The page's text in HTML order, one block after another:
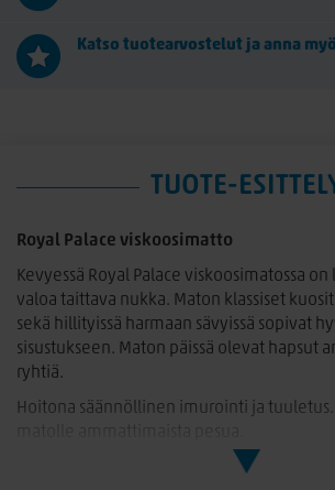
Katso tuotearvostelut ja anna
TUOTE-
Royal Palace viskoosimatto
Kevyessä Royal Palace viskoosimatossa
valoa taittava nukka. Maton klassiset
sekä hillityissä harmaan sävyissä sopivat
sisustukseen. Maton päissä olevat hapsut
ryhtiä.
Hoitona säännöllinen imurointi ja